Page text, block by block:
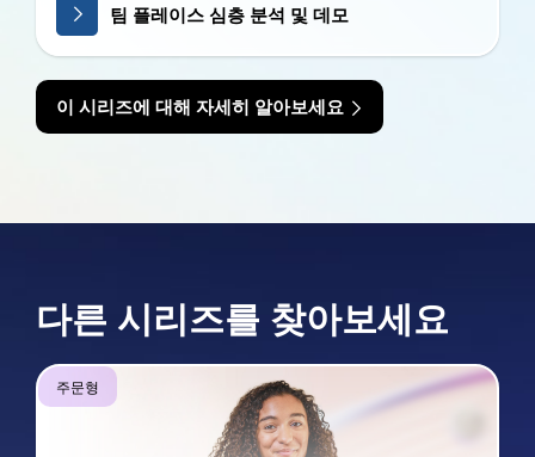
팀 플레이스 심층 분석 및 데모
이 시리즈에 대해 자세히 알아보세요
다른 시리즈를 찾아보세요
주문형